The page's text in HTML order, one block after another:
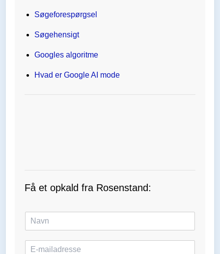
Søgeforespørgsel
Søgehensigt
Googles algoritme
Hvad er Google AI mode
Få et opkald fra Rosenstand: